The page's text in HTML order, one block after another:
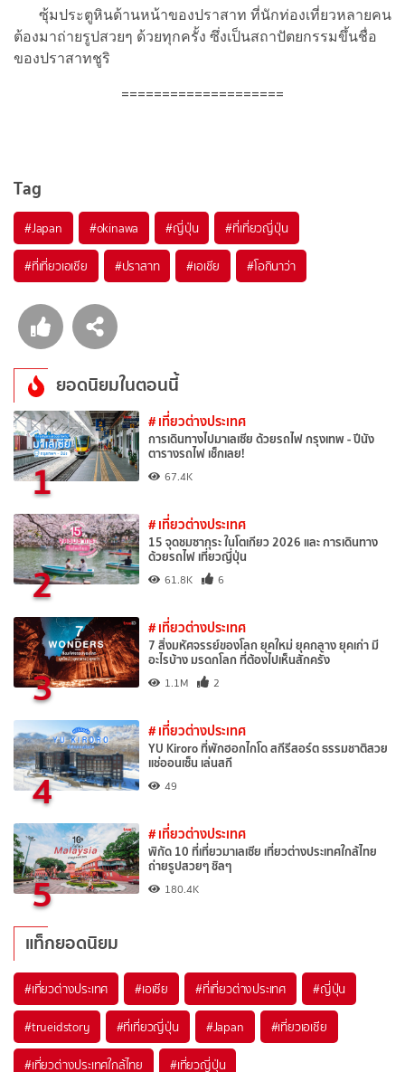
ซุ้มประตูหินด้านหน้าของปราสาท ที่นักท่องเที่ยวหลายคน
ต้องมาถ่ายรูปสวยๆ ด้วยทุกครั้ง ซึ่งเป็นสถาปัตยกรรมขึ้นชื่อ
ของปราสาทชูริ
====================
Tag
#Japan #okinawa #ญี่ปุ่น #ที่เที่ยวญี่ปุ่น
#ที่เที่ยวเอเชีย #ปราสาท #เอเชีย #โอกินาว่า
ยอดนิยมในตอนนี้
1
# เที่ยวต่างประเทศ
การเดินทางไปมาเลเซีย ด้วยรถไฟ กรุงเทพ - ปีนัง
ตารางรถไฟ เช็กเลย!
67.4K
2
# เที่ยวต่างประเทศ
15 จุดชมซากุระ ในโตเกียว 2026 และ การเดินทาง
ด้วยรถไฟ เที่ยวญี่ปุ่น
61.8K 6
3
# เที่ยวต่างประเทศ
7 สิ่งมหัศจรรย์ของโลก ยุคใหม่ ยุคกลาง ยุคเก่า มี
อะไรบ้าง มรดกโลก ที่ต้องไปเห็นสักครั้ง
1.1M 2
4
# เที่ยวต่างประเทศ
YU Kiroro ที่พักฮอกไกโด สกีรีสอร์ต ธรรมชาติสวย
แช่ออนเซ็น เล่นสกี
49
5
# เที่ยวต่างประเทศ
พิกัด 10 ที่เที่ยวมาเลเซีย เที่ยวต่างประเทศใกล้ไทย
ถ่ายรูปสวยๆ ชิลๆ
180.4K
แท็กยอดนิยม
#เที่ยวต่างประเทศ #เอเชีย #ที่เที่ยวต่างประเทศ #ญี่ปุ่น
#trueidstory #ที่เที่ยวญี่ปุ่น #Japan #เที่ยวเอเชีย
#เที่ยวต่างประเทศใกล้ไทย #เที่ยวญี่ปุ่น